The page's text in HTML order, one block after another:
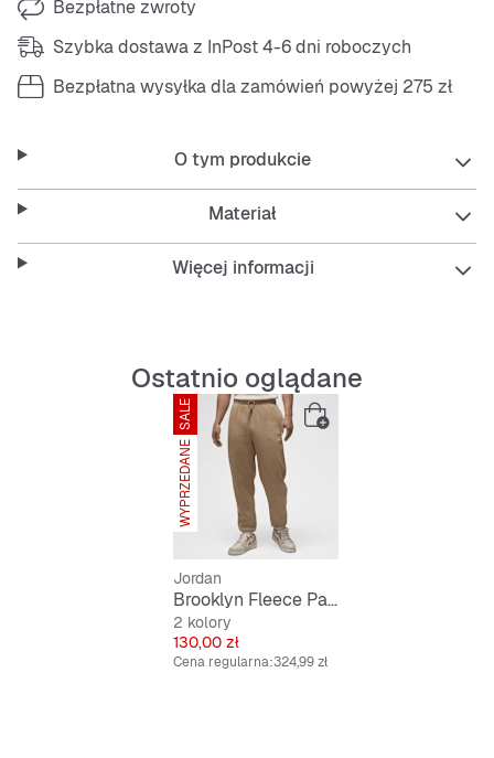
Bezpłatne zwroty
Szybka dostawa z InPost 4-6 dni roboczych
Bezpłatna wysyłka dla zamówień powyżej 275 zł
O tym produkcie
Materiał
Więcej informacji
Ostatnio oglądane
SALE
WYPRZEDANE
Jordan
Brooklyn Fleece Pants
2 kolory
Cena
130,00 zł
Cena regularna:324,99 zł